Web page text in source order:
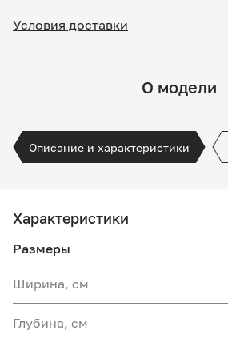
Условия доставки
О модели
Описание и характеристики
Характеристики
Размеры
Ширина, см
Глубина, см